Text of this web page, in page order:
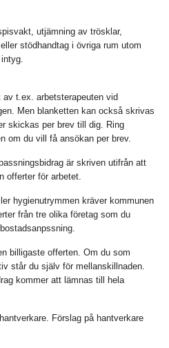
utjämning av trösklar,
stödhandtag i övriga rum utom
t.ex. arbetsterapeuten vid
Men blanketten kan också skrivas
skickas per brev till dig. Ring
om du vill få ansökan per brev.
är skriven utifrån att
offerter för arbetet.
hygienutrymmen kräver kommunen
från tre olika företag som du
billigaste offerten. Om du som
står du själv för mellanskillnaden.
kommer att lämnas till hela
Förslag på hantverkare